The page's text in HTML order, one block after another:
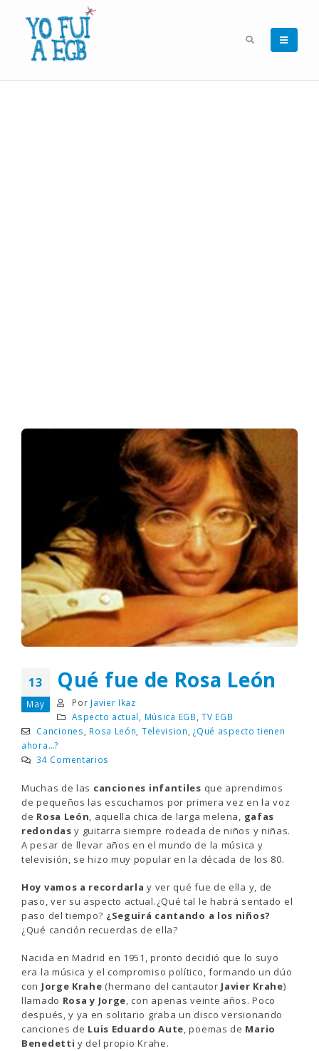
13
May
Qué fue de Rosa León
Por Javier Ikaz
Aspecto actual, Música EGB,TV EGB
Canciones, Rosa León, Television,¿Qué aspecto tienen
ahora…?
34 Comentarios
Muchas de las canciones infantiles que aprendimos
de pequeños las escuchamos por primera vez en la voz
de Rosa León, aquella chica de larga melena, gafas
redondas y guitarra siempre rodeada de niños y niñas.
A pesar de llevar años en el mundo de la música y
televisión, se hizo muy popular en la década de los 80.
Hoy vamos a recordarla y ver qué fue de ella y, de
paso, ver su aspecto actual.¿Qué tal le habrá sentado el
paso del tiempo? ¿Seguirá cantando a los niños?
¿Qué canción recuerdas de ella?
Nacida en Madrid en 1951, pronto decidió que lo suyo
era la música y el compromiso político, formando un dúo
con Jorge Krahe (hermano del cantautor Javier Krahe)
llamado Rosa y Jorge , con apenas veinte años. Poco
después, y ya en solitario graba un disco versionando
canciones de Luis Eduardo Aute , poemas de Mario
Benedetti y del propio Krahe.